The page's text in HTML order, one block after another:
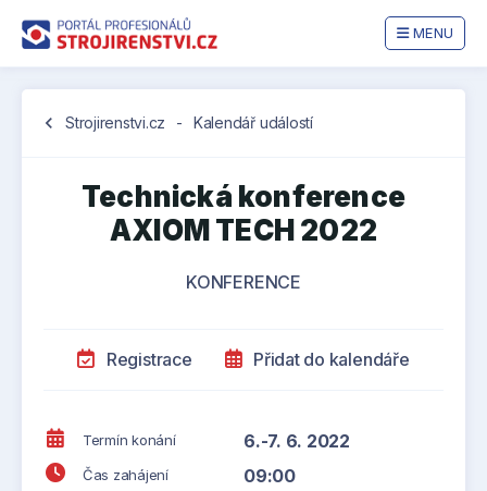
MENU
chevron_left Strojirenstvi.cz - Kalendář událostí
Technická konference
AXIOM TECH 2022
KONFERENCE
Registrace Přidat do kalendáře
Termín konání 6.-7. 6. 2022
Čas zahájení 09:00